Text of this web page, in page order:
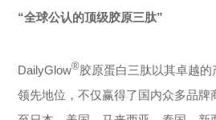
“全球公认的顶级胶原三肽”
DailyGlow®胶原蛋白三肽以其卓越
领先地位，不仅赢得了国内众多品牌